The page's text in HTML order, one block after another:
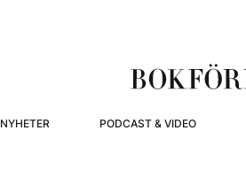
NYHETER PODCAST & VIDEO